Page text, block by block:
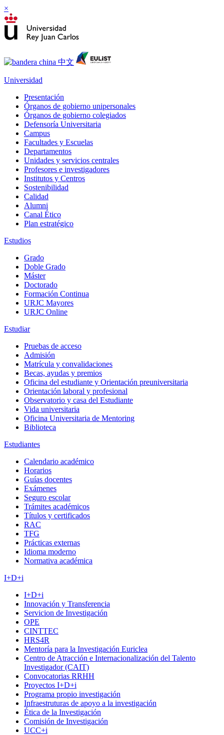
×
Universidad
Presentación
Órganos de gobierno unipersonales
Órganos de gobierno colegiados
Defensoría Universitaria
Campus
Facultades y Escuelas
Departamentos
Unidades y servicios centrales
Profesores e investigadores
Institutos y Centros
Sostenibilidad
Calidad
Alumni
Canal Ético
Plan estratégico
Estudios
Grado
Doble Grado
Máster
Doctorado
Formación Continua
URJC Mayores
URJC Online
Estudiar
Pruebas de acceso
Admisión
Matrícula y convalidaciones
Becas, ayudas y premios
Oficina del estudiante y Orientación preuniversitaria
Orientación laboral y profesional
Observatorio y casa del Estudiante
Vida universitaria
Oficina Universitaria de Mentoring
Biblioteca
Estudiantes
Calendario académico
Horarios
Guías docentes
Exámenes
Seguro escolar
Trámites académicos
Títulos y certificados
RAC
TFG
Prácticas externas
Idioma moderno
Normativa académica
I+D+i
I+D+i
Innovación y Transferencia
Servicion de Investigación
OPE
CINTTEC
HRS4R
Mentoría para la Investigación Euriclea
Centro de Atracción e Internacionalización del Talento
Investigador (CAIT)
Convocatorias RRHH
Proyectos I+D+i
Programa propio investigación
Infraestruturas de apoyo a la investigación
Ética de la Investigación
Comisión de Investigación
UCC+i